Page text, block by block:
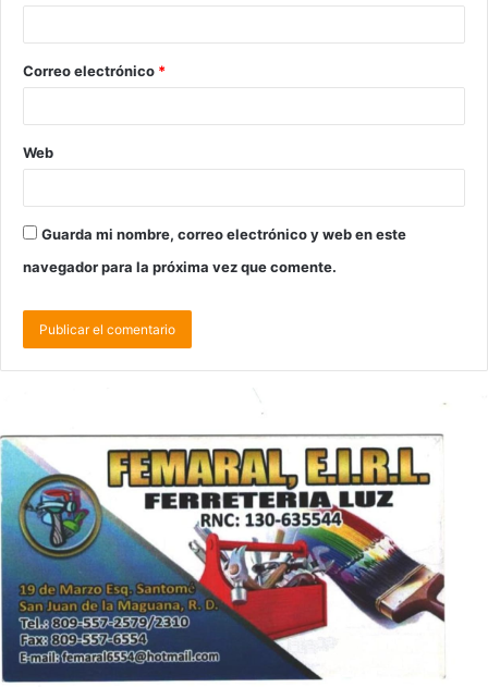
Correo electrónico *
Web
Guarda mi nombre, correo electrónico y web en este
navegador para la próxima vez que comente.